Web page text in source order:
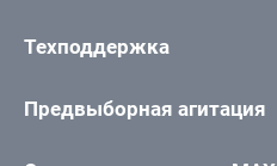
Техподдержка
Предвыборная агитация